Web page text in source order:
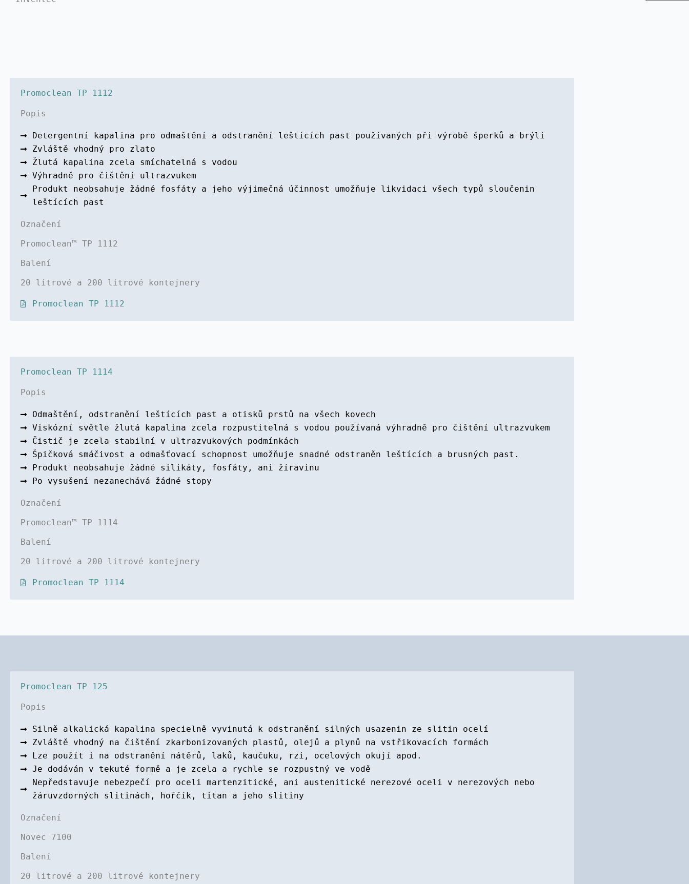
Promoclean TP 1112
Popis
Detergentní kapalina pro odmaštění a odstranění leštících past používaných při výrobě šperků a brýlí
Zvláště vhodný pro zlato
Žlutá kapalina zcela smíchatelná s vodou
Výhradně pro čištění ultrazvukem
Produkt neobsahuje žádné fosfáty a jeho výjimečná účinnost umožňuje likvidaci všech typů sloučenin
leštících past
Označení
Promoclean™ TP 1112
Balení
20 litrové a 200 litrové kontejnery
Promoclean TP 1112
Promoclean TP 1114
Popis
Odmaštění, odstranění leštících past a otisků prstů na všech kovech
Viskózní světle žlutá kapalina zcela rozpustitelná s vodou používaná výhradně pro čištění ultrazvukem
Čistič je zcela stabilní v ultrazvukových podmínkách
Špičková smáčivost a odmašťovací schopnost umožňuje snadné odstraněn leštících a brusných past.
Produkt neobsahuje žádné silikáty, fosfáty, ani žíravinu
Po vysušení nezanechává žádné stopy
Označení
Promoclean™ TP 1114
Balení
20 litrové a 200 litrové kontejnery
Promoclean TP 1114
Promoclean TP 125
Popis
Silně alkalická kapalina specielně vyvinutá k odstranění silných usazenin ze slitin ocelí
Zvláště vhodný na čištění zkarbonizovaných plastů, olejů a plynů na vstřikovacích formách
Lze použít i na odstranění nátěrů, laků, kaučuku, rzi, ocelových okují apod.
Je dodáván v tekuté formě a je zcela a rychle se rozpustný ve vodě
Nepředstavuje nebezpečí pro oceli martenzitické, ani austenitické nerezové oceli v nerezových nebo
žáruvzdorných slitinách, hořčík, titan a jeho slitiny
Označení
Novec 7100
Balení
20 litrové a 200 litrové kontejnery